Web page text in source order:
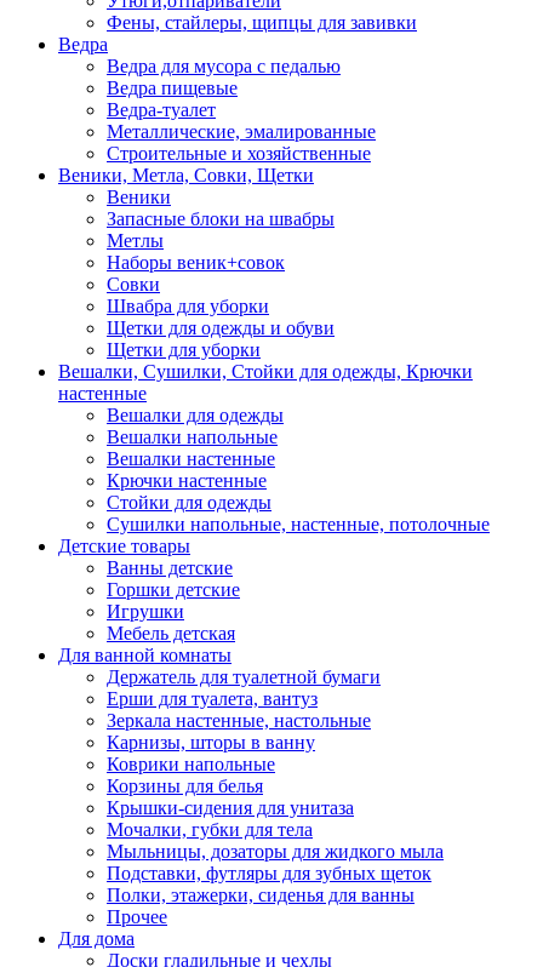
Фены, стайлеры, щипцы для завивки
Ведра
Ведра для мусора с педалью
Ведра пищевые
Ведра-туалет
Металлические, эмалированные
Строительные и хозяйственные
Веники, Метла, Совки, Щетки
Веники
Запасные блоки на швабры
Метлы
Наборы веник+совок
Совки
Швабра для уборки
Щетки для одежды и обуви
Щетки для уборки
Вешалки, Сушилки, Стойки для одежды, Крючки
настенные
Вешалки для одежды
Вешалки напольные
Вешалки настенные
Крючки настенные
Стойки для одежды
Сушилки напольные, настенные, потолочные
Детские товары
Ванны детские
Горшки детские
Игрушки
Мебель детская
Для ванной комнаты
Держатель для туалетной бумаги
Ерши для туалета, вантуз
Зеркала настенные, настольные
Карнизы, шторы в ванну
Коврики напольные
Корзины для белья
Крышки-сидения для унитаза
Мочалки, губки для тела
Мыльницы, дозаторы для жидкого мыла
Подставки, футляры для зубных щеток
Полки, этажерки, сиденья для ванны
Прочее
Для дома
Доски гладильные и чехлы